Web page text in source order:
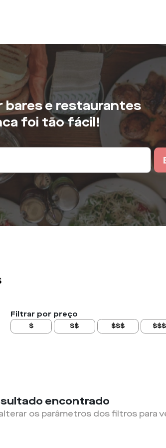
bares e restaurantes
foi tão fácil!
Filtrar por preço
$ $$ $$$
encontrado
os parâmetros dos filtros para